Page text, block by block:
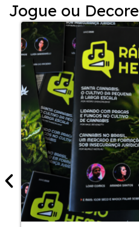
Jogue ou Decore